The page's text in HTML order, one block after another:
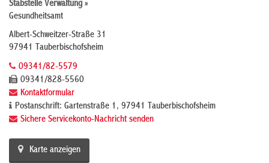
Stabstelle Verwaltung »
Gesundheitsamt
Albert-Schweitzer-Straße 31
97941 Tauberbischofsheim
09341/82-5579
09341/828-5560
Kontaktformular
Postanschrift: Gartenstraße 1, 97941 Tauberbischofsheim
Sichere Servicekonto-Nachricht senden
Karte anzeigen